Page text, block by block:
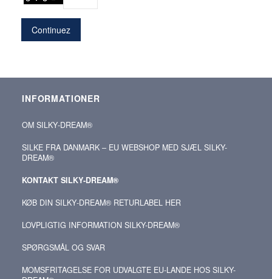
Continuez
INFORMATIONER
OM SILKY‑DREAM®
SILKE FRA DANMARK – EU WEBSHOP MED SJÆL SILKY-
DREAM®
KONTAKT SILKY‑DREAM®
KØB DIN SILKY‑DREAM® RETURLABEL HER
LOVPLIGTIG INFORMATION SILKY-DREAM®
SPØRGSMÅL OG SVAR
MOMSFRITAGELSE FOR UDVALGTE EU-LANDE HOS SILKY-